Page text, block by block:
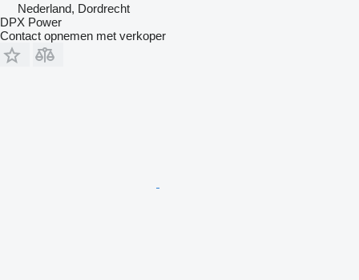
Nederland, Dordrecht
DPX Power
Contact opnemen met verkoper